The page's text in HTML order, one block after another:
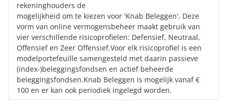
rekeninghouders de
mogelijkheid om te kiezen voor 'Knab Beleggen'. Deze
vorm van online vermogensbeheer maakt gebruik van
vier verschillende risicoprofielen: Defensief, Neutraal,
Offensief en Zeer Offensief.Voor elk risicoprofiel is een
modelportefeuille samengesteld met daarin passieve
(index-)beleggingsfondsen en actief beheerde
beleggingsfondsen.Knab Beleggen is mogelijk vanaf €
100 en er kan ook periodiek ingelegd worden.